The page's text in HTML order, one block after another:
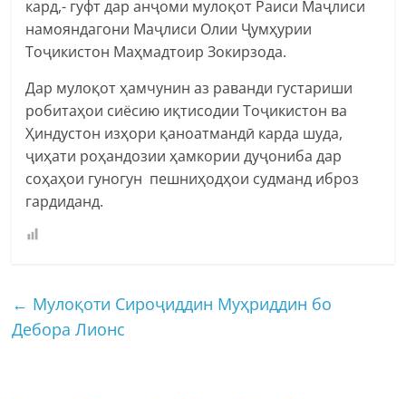
кард,- гуфт дар анҷоми мулоқот Раиси Маҷлиси
намояндагони Маҷлиси Олии Ҷумҳурии
Тоҷикистон Маҳмадтоир Зокирзода.
Дар мулоқот ҳамчунин аз раванди густариши
робитаҳои сиёсию иқтисодии Тоҷикистон ва
Ҳиндустон изҳори қаноатмандӣ карда шуда,
ҷиҳати роҳандозии ҳамкории дуҷониба дар
соҳаҳои гуногун пешниҳодҳои судманд иброз
гардиданд.
← Мулоқоти Сироҷиддин Муҳриддин бо
Дебора Лионс